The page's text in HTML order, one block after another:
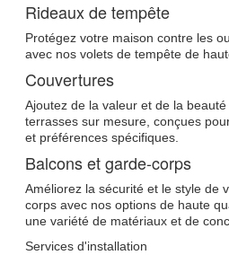
Rideaux de tempête
Protégez votre maison contre les
avec nos volets de tempête de
Couvertures
Ajoutez de la valeur et de la
terrasses sur mesure, conçues
et préférences spécifiques.
Balcons et garde-corps
Améliorez la sécurité et le style de
corps avec nos options de haute
une variété de matériaux et de
Services d'installation